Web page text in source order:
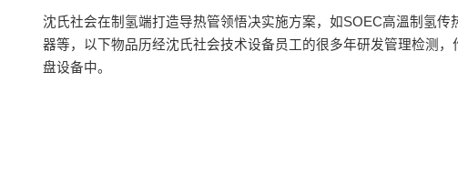
沈氏社会在制氢端打造导热管领悟决实施方案，如SOEC高溫制氢传
器等，以下物品历经沈氏社会技术设备员工的很多年研发管理检测，
盘设备中。